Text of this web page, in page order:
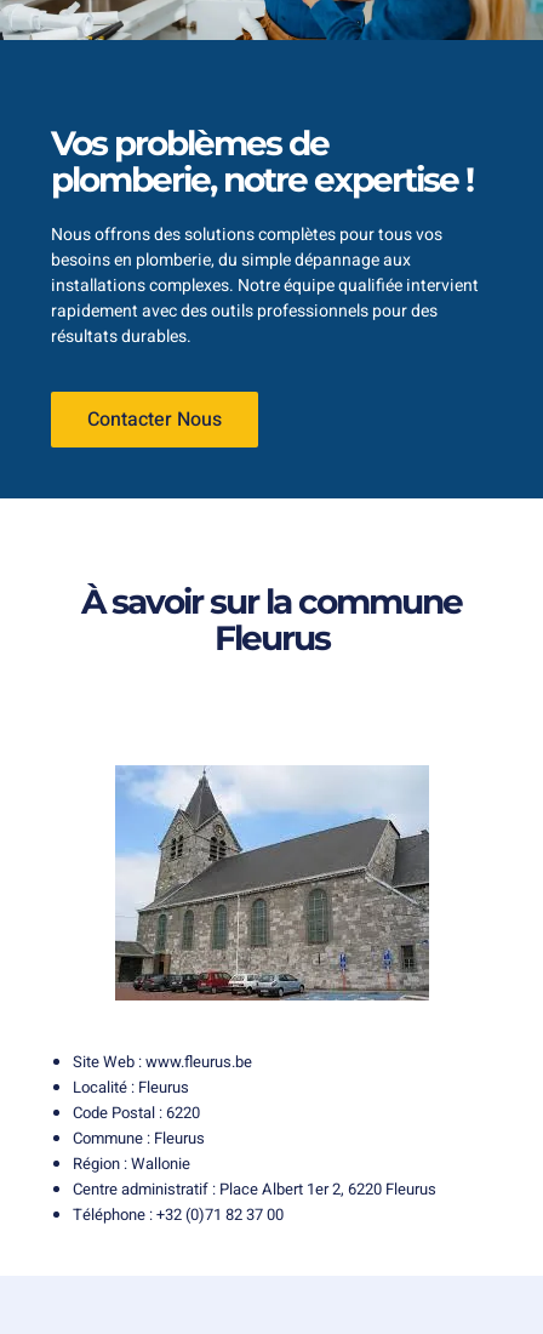
Vos problèmes de
plomberie, notre expertise !
Nous offrons des solutions complètes pour tous vos
besoins en plomberie, du simple dépannage aux
installations complexes. Notre équipe qualifiée intervient
rapidement avec des outils professionnels pour des
résultats durables.
Contacter Nous
À savoir sur la commune
Fleurus
Site Web :www.fleurus.be
Localité : Fleurus
Code Postal : 6220
Commune : Fleurus
Région : Wallonie
Centre administratif : Place Albert 1er 2, 6220 Fleurus
Téléphone : +32 (0)71 82 37 00